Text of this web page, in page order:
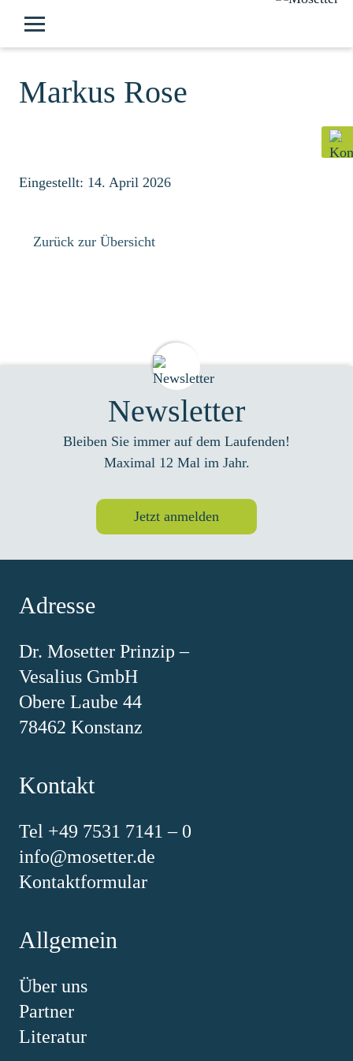
Markus Rose
Eingestellt: 14. April 2026
Zurück zur Übersicht
Newsletter
Bleiben Sie immer auf dem Laufenden!
Maximal 12 Mal im Jahr.
Jetzt anmelden
Adresse
Dr. Mosetter Prinzip –
Vesalius GmbH
Obere Laube 44
78462 Konstanz
Kontakt
Tel +49 7531 7141 – 0
info@mosetter.de
Kontaktformular
Allgemein
Über uns
Partner
Literatur